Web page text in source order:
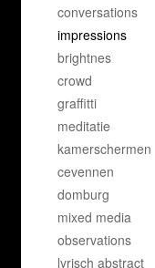
conversations
impressions
brightnes
crowd
graffitti
meditatie
kamerschermen
cevennen
domburg
mixed media
observations
lyrisch abstract